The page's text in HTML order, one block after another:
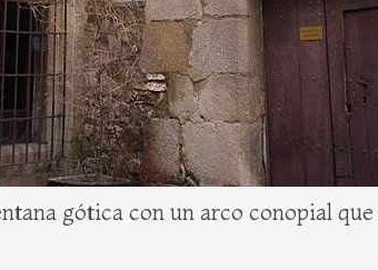
gótica con un arco conopial